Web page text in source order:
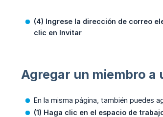
(4) Ingrese la dirección de correo
clic en Invitar
Agregar un miembro a
En la misma página, también puedes
(1) Haga clic en el espacio de